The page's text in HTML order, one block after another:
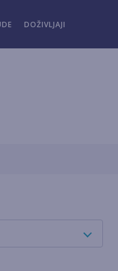
DOŽIVLJAJI